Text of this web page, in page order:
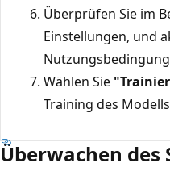
Überprüfen Sie im
Einstellungen, und
Wählen Sie
Training des
Überwachen des